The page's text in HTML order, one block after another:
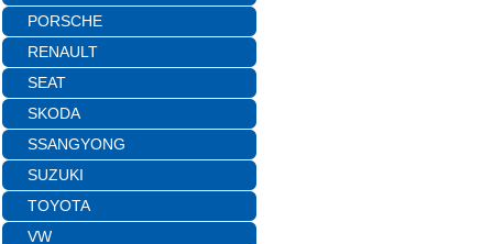
PORSCHE
RENAULT
SEAT
SKODA
SSANGYONG
SUZUKI
TOYOTA
VW